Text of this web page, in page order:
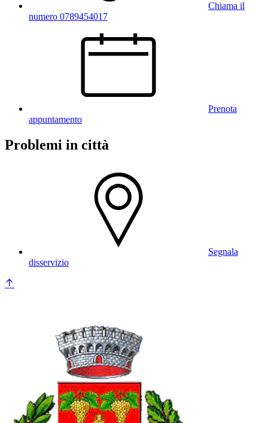
Chiama il
numero 0789454017
Prenota
appuntamento
Problemi in città
Segnala
disservizio